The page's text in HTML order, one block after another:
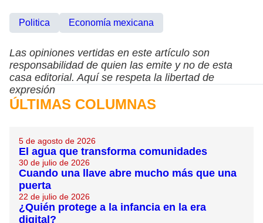
Politica Economía mexicana
Las opiniones vertidas en este artículo son
responsabilidad de quien las emite y no de esta
casa editorial. Aquí se respeta la libertad de
expresión
ÚLTIMAS COLUMNAS
5 de agosto de 2026
El agua que transforma comunidades
30 de julio de 2026
Cuando una llave abre mucho más que una
puerta
22 de julio de 2026
¿Quién protege a la infancia en la era
digital?